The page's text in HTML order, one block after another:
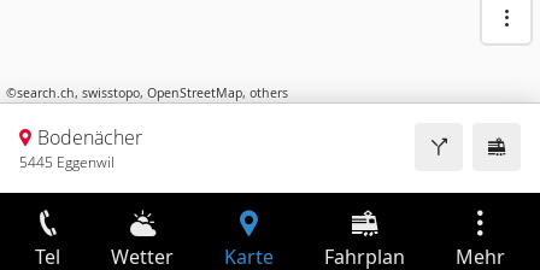
©search.ch, swisstopo, OpenStreetMap, others
Bodenächer
5445 Eggenwil
Tel Wetter Karte Fahrplan Mehr